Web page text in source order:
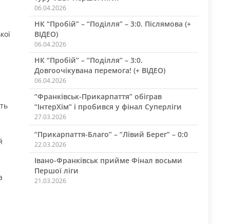
06.04.2026
НК “Пробій” – “Поділля” – 3:0. Післямова (+
ВІДЕО)
06.04.2026
НК “Пробій” – “Поділля” – 3:0.
Довгоочікувана перемога! (+ ВІДЕО)
06.04.2026
“Франківськ-Прикарпаття” обіграв
“ІнтерХім” і пробився у фінал Суперліги
27.03.2026
“Прикарпаття-Благо” – “Лівий Берег” – 0:0
22.03.2026
Івано-Франківськ прийме Фінал восьми
Першої ліги
21.03.2026